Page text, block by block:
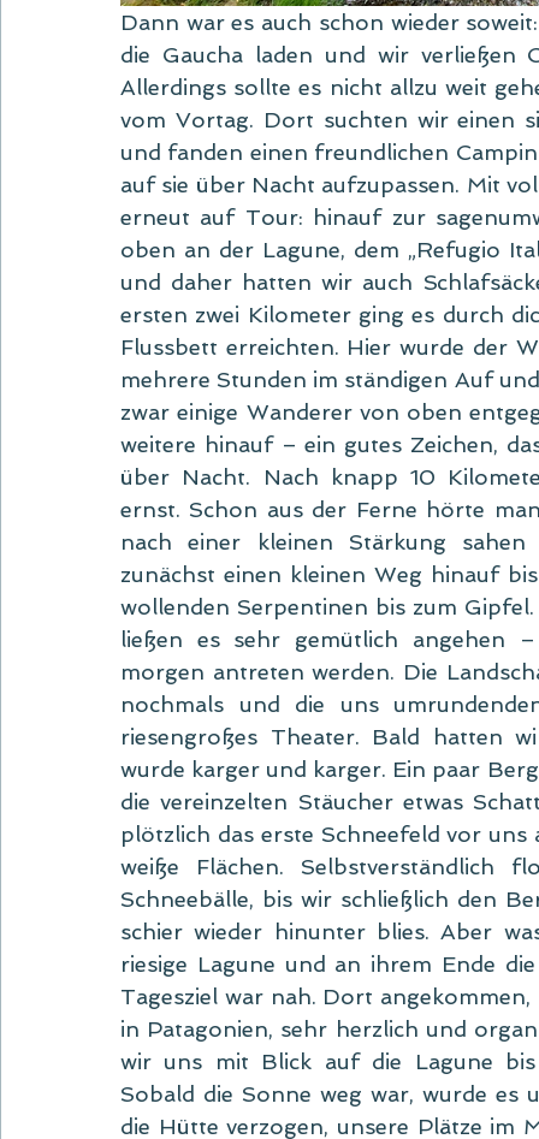
Dann war es auch schon wieder
die Gaucha laden und wir verließen
Allerdings sollte es nicht allzu weit
vom Vortag. Dort suchten wir einen
und fanden einen freundlichen
auf sie über Nacht aufzupassen. Mit
erneut auf Tour: hinauf zur
oben an der Lagune, dem „Refugio
und daher hatten wir auch
ersten zwei Kilometer ging es durch
Flussbett erreichten. Hier wurde der
mehrere Stunden im ständigen Auf
zwar einige Wanderer von oben
weitere hinauf – ein gutes Zeichen,
über Nacht. Nach knapp 10
ernst. Schon aus der Ferne hörte
nach einer kleinen Stärkung
zunächst einen kleinen Weg hinauf
wollenden Serpentinen bis zum
ließen es sehr gemütlich angehen
morgen antreten werden. Die
nochmals und die uns
riesengroßes Theater. Bald hatten
wurde karger und karger. Ein paar
die vereinzelten Stäucher etwas
plötzlich das erste Schneefeld vor
weiße Flächen. Selbstverständlich
Schneebälle, bis wir schließlich den
schier wieder hinunter blies. Aber
riesige Lagune und an ihrem Ende
Tagesziel war nah. Dort
in Patagonien, sehr herzlich und
wir uns mit Blick auf die Lagune bis
Sobald die Sonne weg war, wurde
die Hütte verzogen, unsere Plätze im